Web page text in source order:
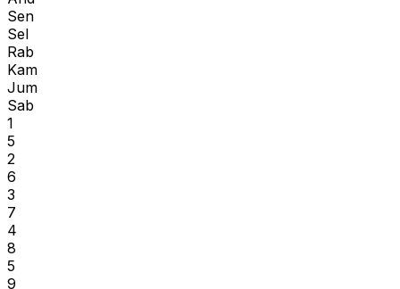
Sen
Sel
Rab
Kam
Jum
Sab
1
5
2
6
3
7
4
8
5
9